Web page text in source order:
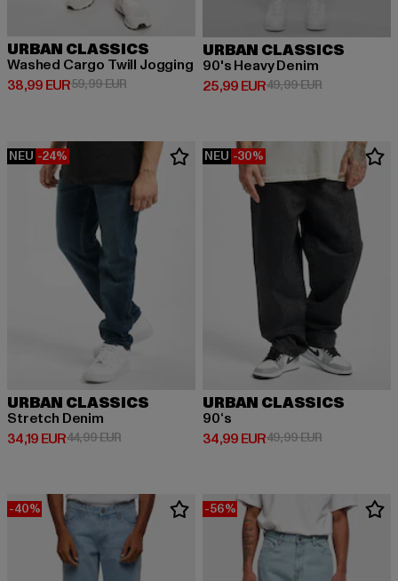
URBAN CLASSICS
Washed Cargo Twill Jogging
38,99 EUR
Derzeitiger Preis: 38,99 EUR
59,99 EURAktionspreis: 59,99 EUR
URBAN CLASSICS
90's Heavy Denim
25,99 EUR
Derzeitiger Preis: 25,99 EUR
49,99 EURAktionspreis:
NEU -24%
URBAN CLASSICS
Stretch Denim
34,19 EUR
Derzeitiger Preis: 34,19 EUR
44,99 EURAktionspreis: 44,99 EUR
NEU -30%
URBAN CLASSICS
90‘s
34,99 EUR
Derzeitiger Preis: 34,99 EUR
49,99 EURAktionspreis:
-40% -56%